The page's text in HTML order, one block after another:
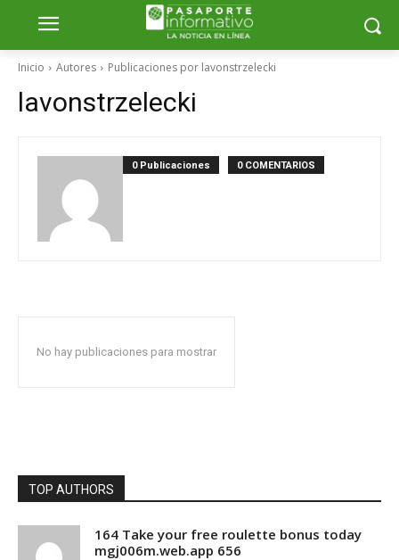
Inicio Autores Publicaciones por lavonstrzelecki
lavonstrzelecki
0 Publicaciones 0 COMENTARIOS
No hay publicaciones para mostrar
TOP AUTHORS
164 Take your free roulette bonus today
mgj006m.web.app 656